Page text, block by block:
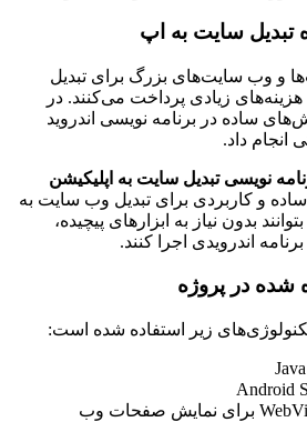
سایت به اپ
و وب سایت‌های بزرگ برای تبدیل
زیادی پرداخت می‌کنند. در
ساده در برنامه نویسی اندروید
انجام داد.
نویسی تبدیل سایت به اپلیکیشن
و کاربردی برای تبدیل وب سایت به
بدون نیاز به ابزارهای پیچیده،
اندرویدی اجرا کنند.
شده در پروژه
تکنولوژی‌های زیر استفاده شده است: